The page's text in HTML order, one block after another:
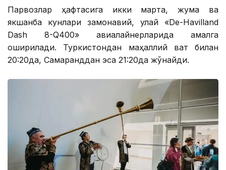
Парвозлар ҳафтасига икки марта, жума ва
якшанба кунлари замонавий, қулай «De-Havilland
Dash 8-Q400» авиалайнерларида амалга
оширилади. Туркистондан маҳаллий вақт билан
20:20да, Самарқанддан эса 21:20да жўнайди.